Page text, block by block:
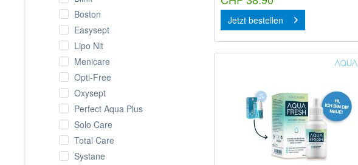
Boston
Easysept
Lipo Nit
Menicare
Opti-Free
Oxysept
Perfect Aqua Plus
Solo Care
Total Care
Systane
Jetzt bestellen